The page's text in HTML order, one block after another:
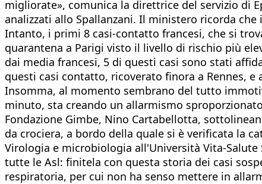
migliorate», comunica la direttrice del servizio di
analizzati allo Spallanzani. Il ministero ricorda
Intanto, i primi 8 casi-contatto francesi, che si
quarantena a Parigi visto il livello di rischio più
dai media francesi, 5 di questi casi sono stati
questi casi contatto, ricoverato finora a Rennes, e
Insomma, al momento sembrano del tutto
minuto, sta creando un allarmismo
Fondazione Gimbe, Nino Cartabellotta,
da crociera, a bordo della quale si è verificata la
Virologia e microbiologia all'Università Vita-
tutte le Asl: finitela con questa storia dei casi
respiratoria, per cui non ha senso mettere in